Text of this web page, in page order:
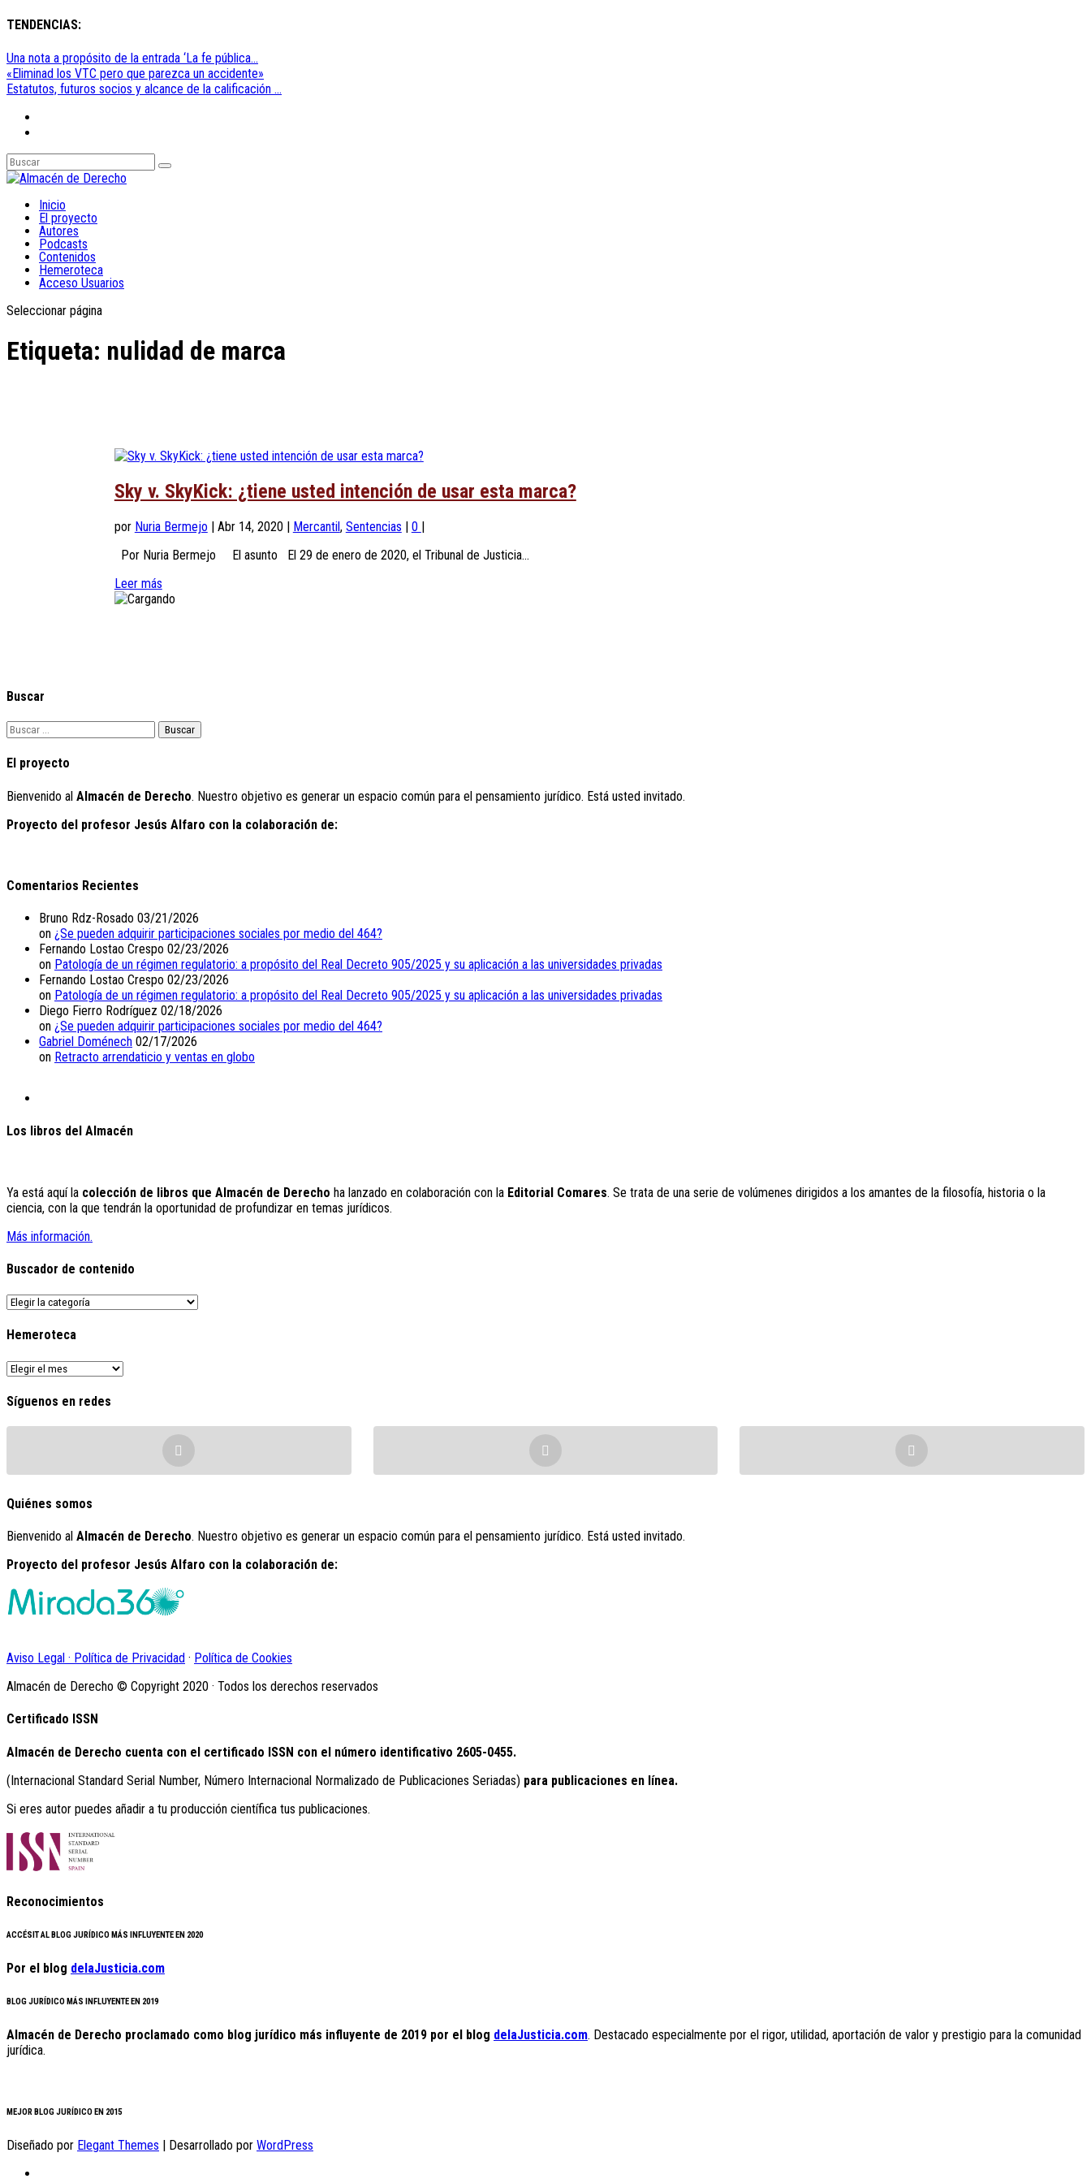
TENDENCIAS:
Una nota a propósito de la entrada ‘La fe pública...
«Eliminad los VTC pero que parezca un accidente»
Estatutos, futuros socios y alcance de la calificación ...
Inicio
El proyecto
Autores
Podcasts
Contenidos
Hemeroteca
Acceso Usuarios
Seleccionar página
Etiqueta: nulidad de marca
Sky v. SkyKick: ¿tiene usted intención de usar esta marca?
por Nuria Bermejo | Abr 14, 2020 | Mercantil, Sentencias | 0 |
Por Nuria Bermejo El asunto El 29 de enero de 2020, el Tribunal de Justicia...
Leer más
Buscar
Buscar:
El proyecto
Bienvenido al Almacén de Derecho. Nuestro objetivo es generar un espacio común para el pensamiento jurídico. Está usted invitado.
Proyecto del profesor Jesús Alfaro con la colaboración de:
Comentarios Recientes
Bruno Rdz-Rosado 03/21/2026
on ¿Se pueden adquirir participaciones sociales por medio del 464?
Fernando Lostao Crespo 02/23/2026
on Patología de un régimen regulatorio: a propósito del Real Decreto 905/2025 y su aplicación a las universidades privadas
Fernando Lostao Crespo 02/23/2026
on Patología de un régimen regulatorio: a propósito del Real Decreto 905/2025 y su aplicación a las universidades privadas
Diego Fierro Rodríguez 02/18/2026
on ¿Se pueden adquirir participaciones sociales por medio del 464?
Gabriel Doménech 02/17/2026
on Retracto arrendaticio y ventas en globo
Los libros del Almacén
Ya está aquí la colección de libros que Almacén de Derecho ha lanzado en colaboración con la Editorial Comares. Se trata de una serie de volúmenes dirigidos a los amantes de la filosofía, historia o la
ciencia, con la que tendrán la oportunidad de profundizar en temas jurídicos.
Más información.
Buscador de contenido
Buscador
contenido
Hemeroteca
Hemeroteca
Síguenos en redes
Quiénes somos
Bienvenido al Almacén de Derecho. Nuestro objetivo es generar un espacio común para el pensamiento jurídico. Está usted invitado.
Proyecto del profesor Jesús Alfaro con la colaboración de:
Aviso Legal · Política de Privacidad · Política de Cookies
Almacén de Derecho © Copyright 2020 · Todos los derechos reservados
Certificado ISSN
Almacén de Derecho cuenta con el certificado ISSN con el número identificativo 2605-0455.
(Internacional Standard Serial Number, Número Internacional Normalizado de Publicaciones Seriadas) para publicaciones en línea.
Si eres autor puedes añadir a tu producción científica tus publicaciones.
Reconocimientos
ACCÉSIT AL BLOG JURÍDICO MÁS INFLUYENTE EN 2020
Por el blog delaJusticia.com
BLOG JURÍDICO MÁS INFLUYENTE EN 2019
Almacén de Derecho proclamado como blog jurídico más influyente de 2019 por el blog delaJusticia.com. Destacado especialmente por el rigor, utilidad, aportación de valor y prestigio para la comunidad
jurídica.
MEJOR BLOG JURÍDICO EN 2015
Diseñado por Elegant Themes | Desarrollado por WordPress